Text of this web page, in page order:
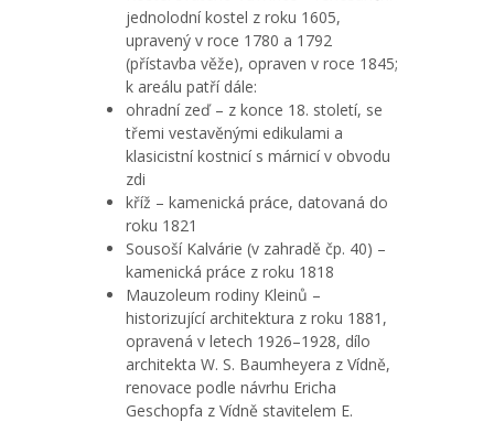
jednolodní kostel z roku 1605,
upravený v roce 1780 a 1792
(přístavba věže), opraven v roce 1845;
k areálu patří dále:
ohradní zeď – z konce 18. století, se
třemi vestavěnými edikulami a
klasicistní kostnicí s márnicí v obvodu
zdi
kříž – kamenická práce, datovaná do
roku 1821
Sousoší Kalvárie (v zahradě čp. 40) –
kamenická práce z roku 1818
Mauzoleum rodiny Kleinů –
historizující architektura z roku 1881,
opravená v letech 1926–1928, dílo
architekta W. S. Baumheyera z Vídně,
renovace podle návrhu Ericha
Geschopfa z Vídně stavitelem E.